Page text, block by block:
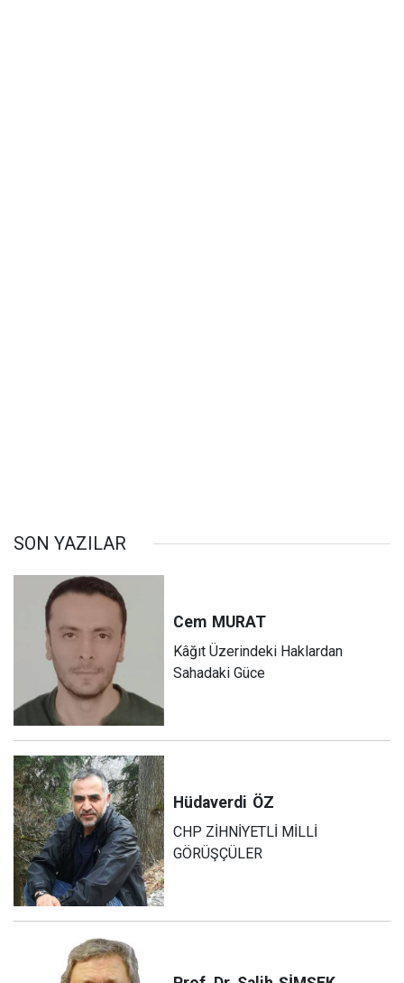
SON YAZILAR
Cem MURAT
Kâğıt Üzerindeki Haklardan
Sahadaki Güce
Hüdaverdi ÖZ
CHP ZİHNİYETLİ MİLLİ
GÖRÜŞÇÜLER